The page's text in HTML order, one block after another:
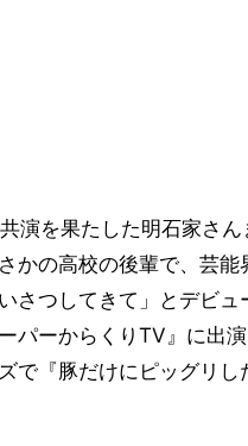
演を果たした明石家さ
かの高校の後輩で、芸
さつしてきて」とデビ
パーからくりTV』に出
で『豚だけにピッグリ